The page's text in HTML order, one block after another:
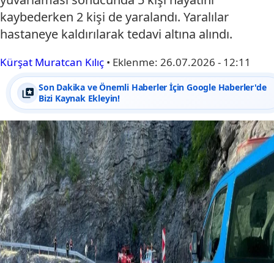
kaybederken 2 kişi de yaralandı. Yaralılar
hastaneye kaldırılarak tedavi altına alındı.
Kürşat Muratcan Kılıç • Eklenme: 26.07.2026 - 12:11
Son Dakika ve Önemli Haberler İçin Google Haberler'de
Bizi Kaynak Ekleyin!